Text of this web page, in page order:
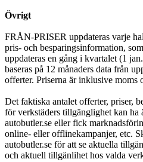
Övrigt
FRÅN-PRISER uppdateras varje
pris- och besparingsinformation,
uppdateras en gång i kvartalet (1
baseras på 12 månaders data från
offerter. Priserna är inklusive moms
Det faktiska antalet offerter, priser,
för verkstäders tillgänglighet kan ha
autobutler.se eller fick
online- eller offlinekampanjer, etc.
autobutler.se för att se aktuella
och aktuell tillgänlihet hos valda